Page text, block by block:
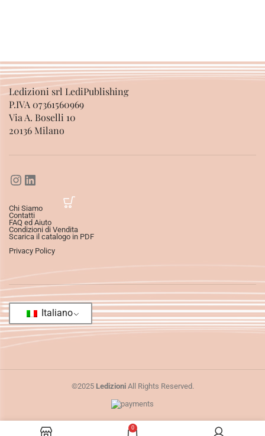
Ledizioni srl LediPublishing
P.IVA 07361560969
Via A. Boselli 10
20136 Milano
Chi Siamo
Contatti
FAQ ed Aiuto
Condizioni di Vendita
Scarica il catalogo in PDF
Privacy Policy
Italiano
©2025 LedizioniAll Rights Reserved.
0